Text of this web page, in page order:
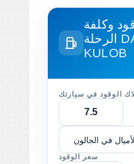
وكلفة
KULOB
الوقود في سيارتك
سعر الوقود